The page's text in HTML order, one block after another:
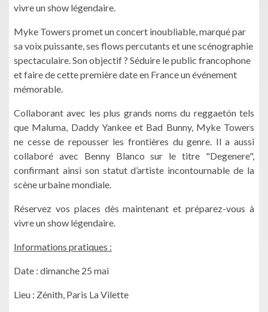
vivre un show légendaire.
Myke Towers promet un concert inoubliable, marqué par
sa voix puissante, ses flows percutants et une scénographie
spectaculaire. Son objectif ? Séduire le public francophone
et faire de cette première date en France un événement
mémorable.
Collaborant avec les plus grands noms du reggaetón tels
que Maluma, Daddy Yankee et Bad Bunny, Myke Towers
ne cesse de repousser les frontières du genre. Il a aussi
collaboré avec Benny Blanco sur le titre "Degenere",
confirmant ainsi son statut d’artiste incontournable de la
scène urbaine mondiale.
Réservez vos places dès maintenant et préparez-vous à
vivre un show légendaire.
Informations pratiques :
Date : dimanche 25 mai
Lieu : Zénith, Paris La Vilette